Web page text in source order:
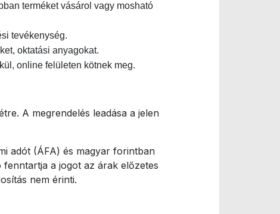
terméket vásárol vagy mosható
tevékenység.
oktatási anyagokat.
online felületen kötnek meg.
A megrendelés leadása a jelen
adót (ÁFA) és magyar forintban
a jogot az árak előzetes
nem érinti.